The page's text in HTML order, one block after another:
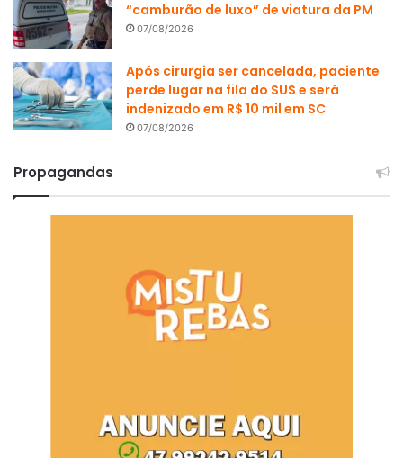
“camburão de luxo” de viatura da PM
07/08/2026
Após cirurgia ser cancelada, paciente
perde lugar na fila do SUS e será
indenizado em R$ 10 mil em SC
07/08/2026
Propagandas